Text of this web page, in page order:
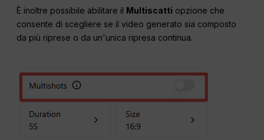
È inoltre possibile abilitare il Multiscatti opzione che
consente di scegliere se il video generato sia composto
da più riprese o da un'unica ripresa continua.